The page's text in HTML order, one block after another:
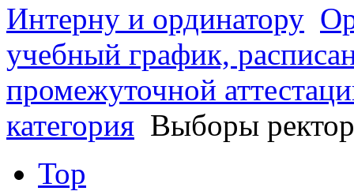
Интерну и ординатору
учебный график,
промежуточной
категория Выборы
Top